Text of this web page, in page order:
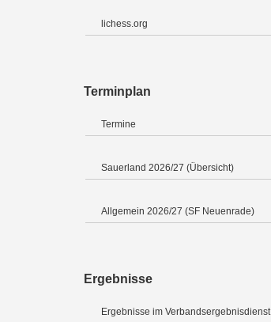
lichess.org
Terminplan
Termine
Sauerland 2026/27 (Übersicht)
Allgemein 2026/27 (SF Neuenrade)
Ergebnisse
Ergebnisse im Verbandsergebnisdienst